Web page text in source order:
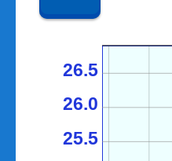
25.5
26.0
26.5